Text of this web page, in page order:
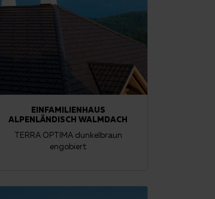
EINFAMILIENHAUS
ALPENLÄNDISCH WALMDACH
TERRA OPTIMA dunkelbraun
engobiert